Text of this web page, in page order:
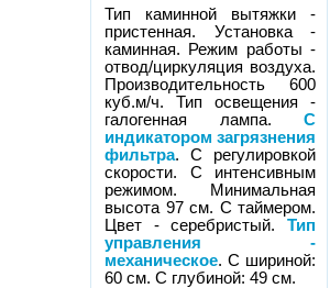
Тип каминной вытяжки -
пристенная. Установка -
каминная. Режим работы -
отвод/циркуляция воздуха.
Производительность 600
куб.м/ч. Тип освещения -
галогенная лампа.С
индикатором загрязнения
фильтра. С регулировкой
скорости. С интенсивным
режимом. Минимальная
высота 97 см. С таймером.
Цвет - серебристый.Тип
управления -
механическое. С шириной:
60 см. С глубиной: 49 см.